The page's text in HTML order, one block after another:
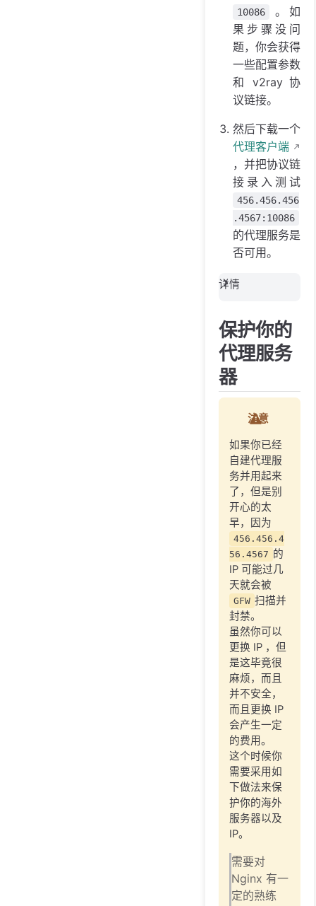
10086
。如
果步骤没问
题，你会获得
一些配置参数
和 v2ray 协
议链接。
然后下载一个
代理客户端
，并把协议链
接录入测试
456.456.456
.4567:10086
的代理服务是
否可用。
详情
保护你的
代理服务
器
注意
如果你已经
自建代理服
务并用起来
了，但是别
开心的太
早，因为
456.456.4
56.4567 的
IP 可能过几
天就会被
GFW 扫描并
封禁。
虽然你可以
更换 IP ，但
是这毕竟很
麻烦，而且
并不安全，
而且更换 IP
会产生一定
的费用。
这个时候你
需要采用如
下做法来保
护你的海外
服务器以及
IP。
需要对
Nginx 有一
定的熟练